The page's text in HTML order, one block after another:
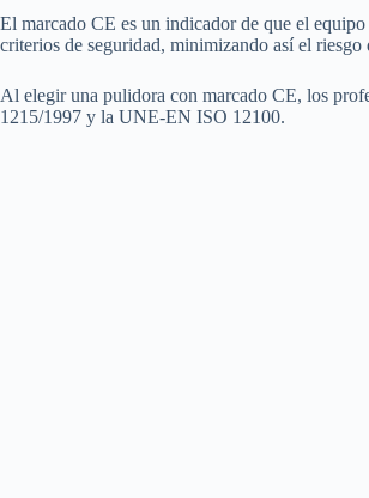
El marcado CE es un indicador de que el
criterios de seguridad, minimizando así el riesgo
Al elegir una pulidora con marcado CE, los
1215/1997 y la UNE-EN ISO 12100.